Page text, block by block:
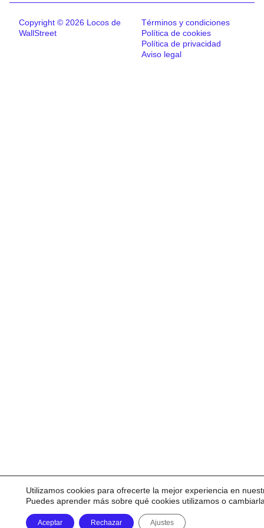
Copyright © 2026 Locos de
WallStreet
Términos y condiciones
Política de cookies
Política de privacidad
Aviso legal
Utilizamos cookies para ofrecerte la mejor experiencia en
Puedes aprender más sobre qué cookies utilizamos o
Aceptar Rechazar Ajustes